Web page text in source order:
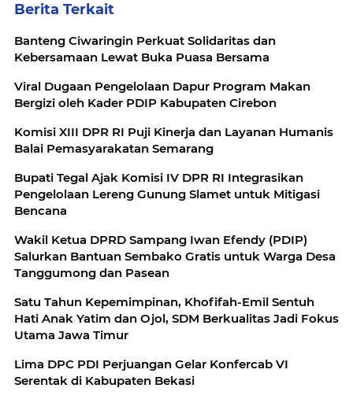
Berita Terkait
Banteng Ciwaringin Perkuat Solidaritas dan
Kebersamaan Lewat Buka Puasa Bersama
Viral Dugaan Pengelolaan Dapur Program Makan
Bergizi oleh Kader PDIP Kabupaten Cirebon
Komisi XIII DPR RI Puji Kinerja dan Layanan Humanis
Balai Pemasyarakatan Semarang
Bupati Tegal Ajak Komisi IV DPR RI Integrasikan
Pengelolaan Lereng Gunung Slamet untuk Mitigasi
Bencana
Wakil Ketua DPRD Sampang Iwan Efendy (PDIP)
Salurkan Bantuan Sembako Gratis untuk Warga Desa
Tanggumong dan Pasean
Satu Tahun Kepemimpinan, Khofifah-Emil Sentuh
Hati Anak Yatim dan Ojol, SDM Berkualitas Jadi Fokus
Utama Jawa Timur
Lima DPC PDI Perjuangan Gelar Konfercab VI
Serentak di Kabupaten Bekasi